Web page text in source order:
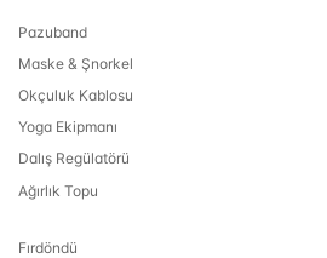
Pazuband
Maske & Şnorkel
Okçuluk Kablosu
Yoga Ekipmanı
Dalış Regülatörü
Ağırlık Topu
Fırdöndü